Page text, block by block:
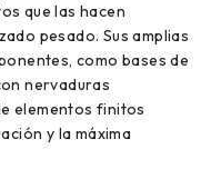
que las hacen
pesado. Sus amplias
como bases de
nervaduras
elementos finitos
y la máxima